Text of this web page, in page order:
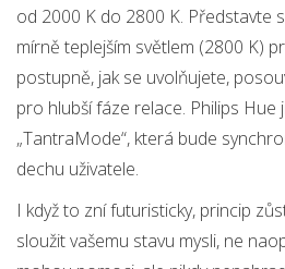
od 2000 K do 2800 K. Představte
mírně teplejším světlem (2800 K)
postupně, jak se uvolňujete,
pro hlubší fáze relace. Philips Hue
„TantraMode“, která bude
dechu uživatele.
I když to zní futuristicky, princip
sloužit vašemu stavu mysli, ne